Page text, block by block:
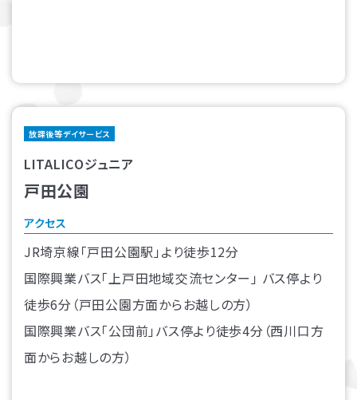
放課後等デイサービス
LITALICOジュニア
戸田公園
アクセス
JR埼京線「戸田公園駅」より徒歩12分
国際興業バス「上戸田地域交流センター」 バス停より
徒歩6分（戸田公園方面からお越しの方）
国際興業バス「公団前」バス停より徒歩4分（西川口方
面からお越しの方）